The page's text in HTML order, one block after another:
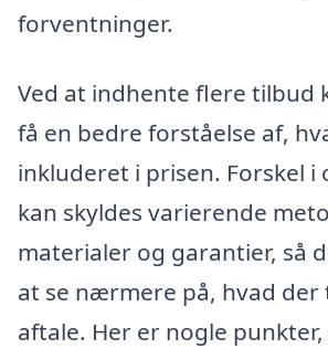
forventninger.
Ved at indhente flere tilbud
få en bedre forståelse af,
inkluderet i prisen. Forskel
kan skyldes varierende
materialer og garantier, så
at se nærmere på, hvad der
aftale. Her er nogle punkter,